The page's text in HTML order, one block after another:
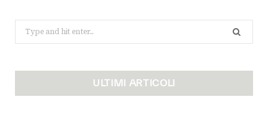
Search
for:
ULTIMI ARTICOLI